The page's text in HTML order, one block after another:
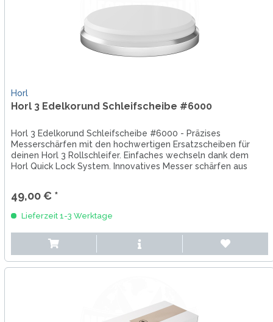
Horl
Horl 3 Edelkorund Schleifscheibe #6000
Horl 3 Edelkorund Schleifscheibe #6000 - Präzises
Messerschärfen mit den hochwertigen Ersatzscheiben für
deinen Horl 3 Rollschleifer. Einfaches wechseln dank dem
Horl Quick Lock System. Innovatives Messer schärfen aus
49,00 € *
Lieferzeit 1-3 Werktage